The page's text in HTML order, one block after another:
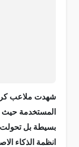
شهدت ملاعب كرة
المستخدمة حيث
بسيطة بل تحولت
انظمة الذكاء